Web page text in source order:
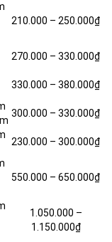
210.000 – 250.000₫
270.000 – 330.000₫
330.000 – 380.000₫
300.000 – 330.000₫
230.000 – 300.000₫
550.000 – 650.000₫
1.050.000 –
1.150.000₫